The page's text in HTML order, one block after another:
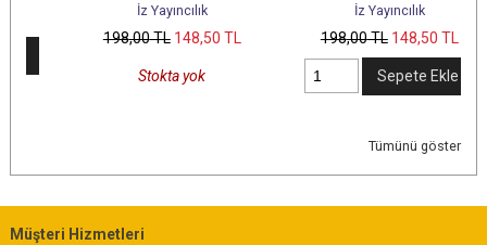
İz Yayıncılık
,00TL148,50TL
Stokta yok
İz Yayıncılık
,00TL148,50TL
Sepete Ekle
Tümünü göster
Müşteri Hizmetleri